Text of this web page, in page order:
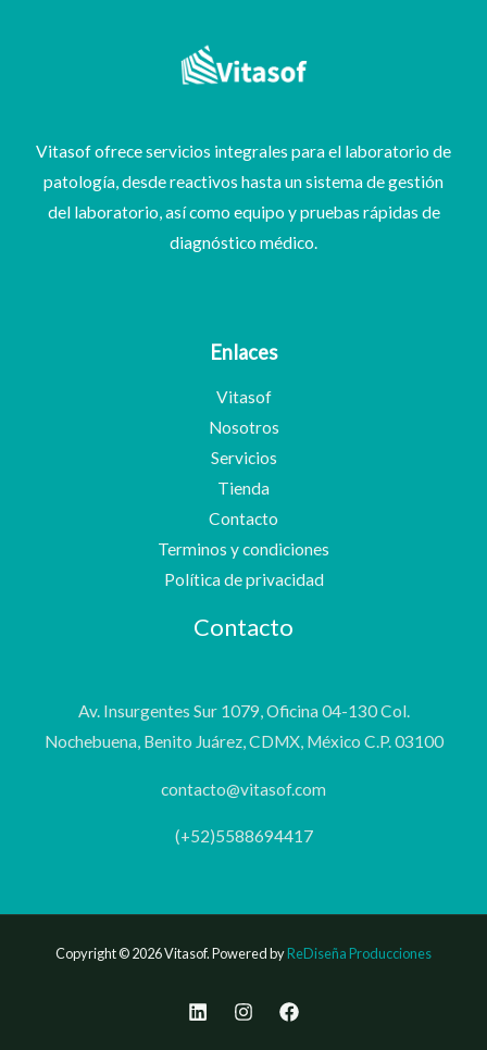
Vitasof ofrece servicios integrales para el laboratorio de
patología, desde reactivos hasta un sistema de gestión
del laboratorio, así como equipo y pruebas rápidas de
diagnóstico médico.
Enlaces
Vitasof
Nosotros
Servicios
Tienda
Contacto
Terminos y condiciones
Política de privacidad
Contacto
Av. Insurgentes Sur 1079, Oficina 04-130 Col.
Nochebuena, Benito Juárez, CDMX, México C.P. 03100
contacto@vitasof.com
(+52)5588694417
Copyright © 2026 Vitasof. Powered byReDiseña Producciones